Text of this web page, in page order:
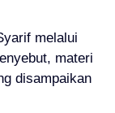
melalui
materi
disampaikan